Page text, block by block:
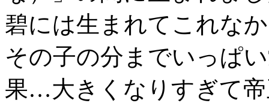
碧には生まれてこれな
その子の分までいっぱ
果…大きくなりすぎて